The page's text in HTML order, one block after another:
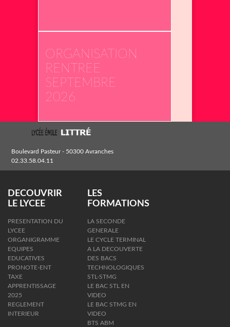
ORGANISATION
RENTREE
SEPTEMBRE
2026
Boulevard Pasteur - 50300 Avranches
02.33.58.04.11
DECOUVRIR
LE LYCEE
PRESENTATION DU
LYCEE
ORGANIGRAMME
EQUIPES
EDUCATIVES
PRONOTE-ENT
TAXE
APPRENTISSAGE
2025
REGLEMENT
INTERIEUR
LES
FORMATIONS
LA SECONDE
GENERALE
LE CYCLE TERMINAL
A LA DECOUVERTE
DES BACS
TECHNOLOGIQUES
STL-STMG
LE BAC STL EN
VIDEO
LE BAC STMG EN
VIDEO
BTS ABM